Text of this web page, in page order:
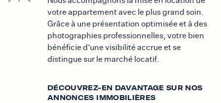
votre appartement avec le plus grand soin.
Grâce à une présentation optimisée et à des
photographies professionnelles, votre bien
bénéficie d’une visibilité accrue et se
distingue sur le marché locatif.
DÉCOUVREZ-EN DAVANTAGE SUR NOS
ANNONCES IMMOBILIÈRES